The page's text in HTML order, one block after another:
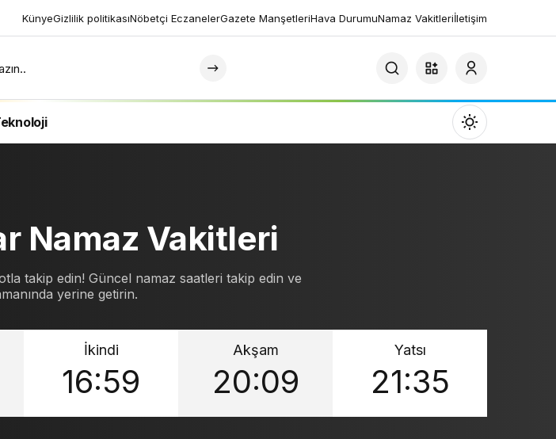
KünyeGizlilik politikasıNöbetçi EczanelerGazete ManşetleriHava DurumuNamaz Vakitleriİletişim
Mod
değiştir
Sistem Modu
Sistem modunu seçin.
Namaz Vakitleri
takip edin! Güncel namaz saatleri takip edin ve
yerine getirin.
İkindi
16:59
Akşam
20:09
Yatsı
21:35